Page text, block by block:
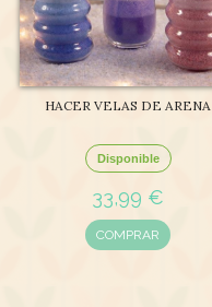
HACER VELAS DE ARENA
Disponible
33,99 €
COMPRAR